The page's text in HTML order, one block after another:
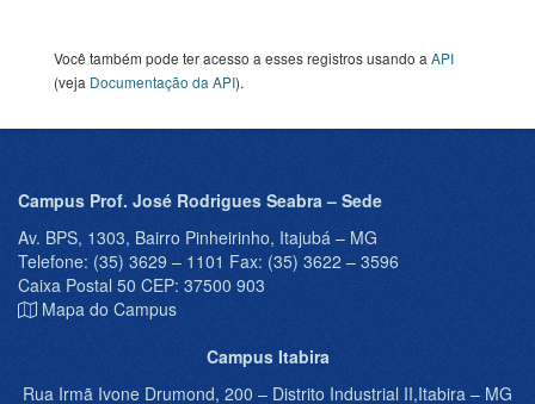
Você também pode ter acesso a esses registros usando a API
(veja Documentação da API).
Campus Prof. José Rodrigues Seabra – Sede
Av. BPS, 1303, Bairro Pinheirinho, Itajubá – MG
Telefone: (35) 3629 – 1101 Fax: (35) 3622 – 3596
Caixa Postal 50 CEP: 37500 903
Mapa do Campus
Campus Itabira
Rua Irmã Ivone Drumond, 200 – Distrito Industrial II,Itabira – MG